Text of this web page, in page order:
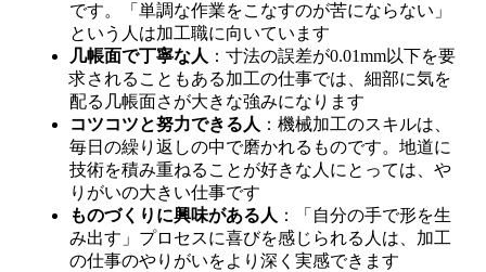
です。「単調な作業をこなすのが苦にならない」
という人は加工職に向いています
几帳面で丁寧な人 ：寸法の誤差が0.01mm以下を要
求されることもある加工の仕事では、細部に気を
配る几帳面さが大きな強みになります
コツコツと努力できる人 ：機械加工のスキルは、
毎日の繰り返しの中で磨かれるものです。地道に
技術を積み重ねることが好きな人にとっては、や
りがいの大きい仕事です
ものづくりに興味がある人 ：「自分の手で形を生
み出す」プロセスに喜びを感じられる人は、加工
の仕事のやりがいをより深く実感できます